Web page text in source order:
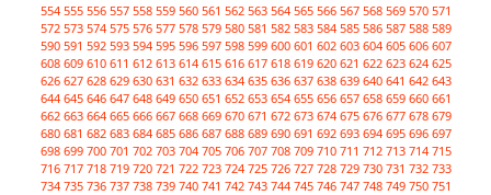
554 555 556 557 558 559 560 561 562 563 564 565 566 567 568 569 570 571
572 573 574 575 576 577 578 579 580 581 582 583 584 585 586 587 588 589
590 591 592 593 594 595 596 597 598 599 600 601 602 603 604 605 606 607
608 609 610 611 612 613 614 615 616 617 618 619 620 621 622 623 624 625
626 627 628 629 630 631 632 633 634 635 636 637 638 639 640 641 642 643
644 645 646 647 648 649 650 651 652 653 654 655 656 657 658 659 660 661
662 663 664 665 666 667 668 669 670 671 672 673 674 675 676 677 678 679
680 681 682 683 684 685 686 687 688 689 690 691 692 693 694 695 696 697
698 699 700 701 702 703 704 705 706 707 708 709 710 711 712 713 714 715
716 717 718 719 720 721 722 723 724 725 726 727 728 729 730 731 732 733
734 735 736 737 738 739 740 741 742 743 744 745 746 747 748 749 750 751